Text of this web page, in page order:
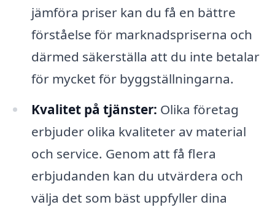
jämföra priser kan du få en bättre
förståelse för marknadspriserna och
därmed säkerställa att du inte betalar
för mycket för byggställningarna.
Kvalitet på tjänster: Olika företag
erbjuder olika kvaliteter av material
och service. Genom att få flera
erbjudanden kan du utvärdera och
välja det som bäst uppfyller dina